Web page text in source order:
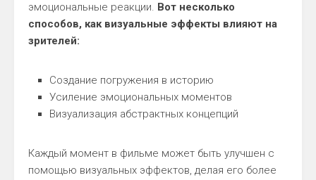
эмоциональные реакции. Вот несколько
способов, как визуальные эффекты влияют на
зрителей:
Создание погружения в историю
Усиление эмоциональных моментов
Визуализация абстрактных концепций
Каждый момент в фильме может быть улучшен с
помощью визуальных эффектов, делая его более